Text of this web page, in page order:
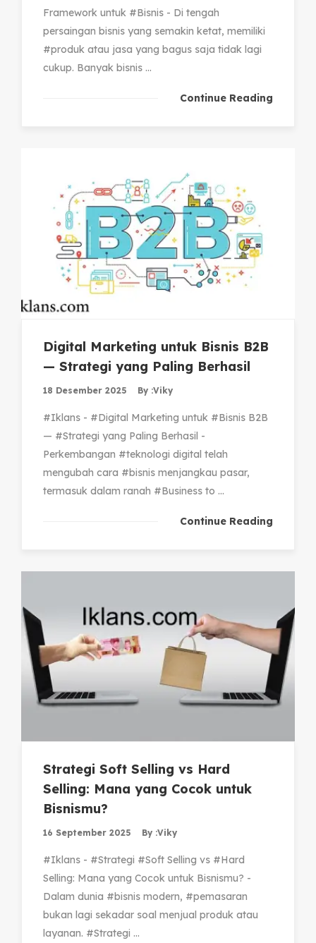
Framework untuk #Bisnis - Di tengah
persaingan bisnis yang semakin ketat, memiliki
#produk atau jasa yang bagus saja tidak lagi
cukup. Banyak bisnis ...
Continue Reading
Digital Marketing untuk Bisnis B2B
— Strategi yang Paling Berhasil
18 Desember 2025 By :Viky
#Iklans - #Digital Marketing untuk #Bisnis B2B
— #Strategi yang Paling Berhasil -
Perkembangan #teknologi digital telah
mengubah cara #bisnis menjangkau pasar,
termasuk dalam ranah #Business to ...
Continue Reading
Strategi Soft Selling vs Hard
Selling: Mana yang Cocok untuk
Bisnismu?
16 September 2025 By :Viky
#Iklans - #Strategi #Soft Selling vs #Hard
Selling: Mana yang Cocok untuk Bisnismu? -
Dalam dunia #bisnis modern, #pemasaran
bukan lagi sekadar soal menjual produk atau
layanan. #Strategi ...